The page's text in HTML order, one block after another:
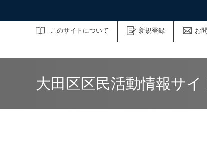
このサイトについて 新規登録 お
サイト内検索
大田区区民活動情報サ